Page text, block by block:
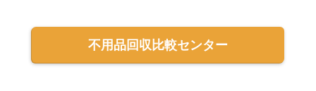
不用品回収比較センター